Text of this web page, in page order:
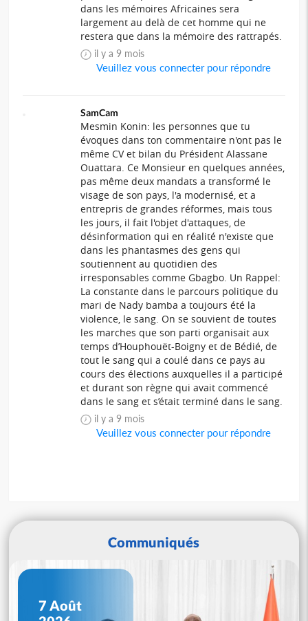
dans les mémoires Africaines sera
largement au delà de cet homme qui ne
restera que dans la mémoire des rattrapés.
il y a 9 mois
Veuillez vous connecter pour répondre
SamCam
Mesmin Konin: les personnes que tu
évoques dans ton commentaire n'ont pas le
même CV et bilan du Président Alassane
Ouattara. Ce Monsieur en quelques années,
pas même deux mandats a transformé le
visage de son pays, l'a modernisé, et a
entrepris de grandes réformes, mais tous
les jours, il fait l'objet d'attaques, de
désinformation qui en réalité n'existe que
dans les phantasmes des gens qui
soutiennent au quotidien des
irresponsables comme Gbagbo. Un Rappel:
La constante dans le parcours politique du
mari de Nady bamba a toujours été la
violence, le sang. On se souvient de toutes
les marches que son parti organisait aux
temps d’Houphouët-Boigny et de Bédié, de
tout le sang qui a coulé dans ce pays au
cours des élections auxquelles il a participé
et durant son règne qui avait commencé
dans le sang et s’était terminé dans le sang.
il y a 9 mois
Veuillez vous connecter pour répondre
Communiqués
7 Août